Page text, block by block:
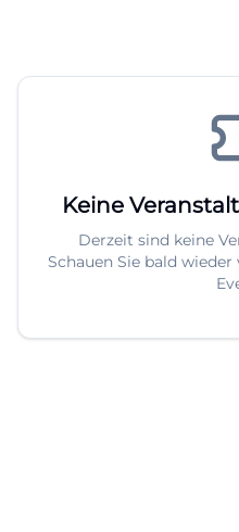
Keine
Derzeit sind keine
Schauen Sie bald